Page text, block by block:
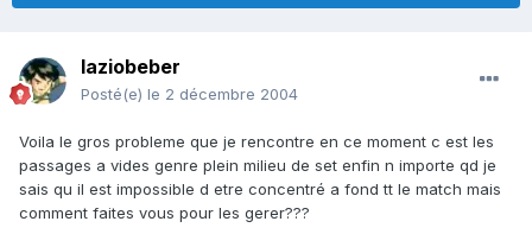
laziobeber
Posté(e) le 2 décembre 2004
Voila le gros probleme que je rencontre en ce moment c est les
passages a vides genre plein milieu de set enfin n importe qd je
sais qu il est impossible d etre concentré a fond tt le match mais
comment faites vous pour les gerer???